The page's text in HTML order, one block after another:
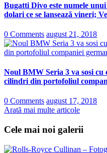
Bugatti Divo este numele
dolari ce se lansează vineri;
0 Comments august 21, 2018
Noul BMW Seria 3 va sosi
cilindri din portofoliul
0 Comments august 17, 2018
Arată mai multe articole
Cele mai noi galerii